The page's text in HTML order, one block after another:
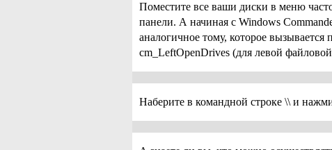
Поместите все ваши диски в меню
панели. А начиная с Windows
аналогичное тому, которое
cm_LeftOpenDrives (для левой
Наберите в командной строке \\ и